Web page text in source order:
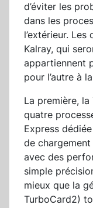
d’éviter les
dans les
l’extérieur.
Kalray, qui
appartiennent
pour l’autre à
La première,
quatre
Express
de
avec des
simple
mieux que la
TurboCard2)